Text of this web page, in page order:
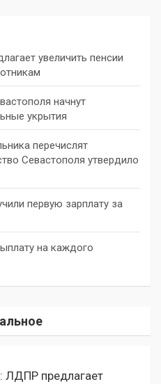
увеличить пенсии
начнут
укрытия
перечислят
Севастополя утвердило
первую зарплату за
на каждого
ЛДПР предлагает